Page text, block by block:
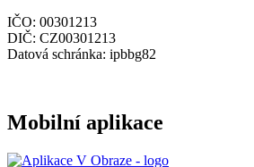
IČO: 00301213
DIČ: CZ00301213
Datová schránka: ipbbg82
Mobilní aplikace